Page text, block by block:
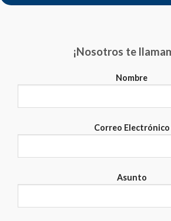
¡Nosotros te
Nombre
Correo Electrónico
Asunto